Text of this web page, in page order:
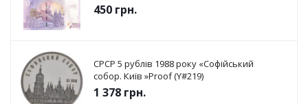
450 грн.
СРСР 5 рублів 1988 року «Софійський
собор. Київ »Proof (Y#219)
1 378 грн.